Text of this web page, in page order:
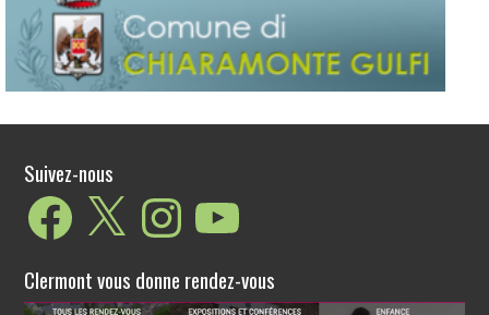
Suivez-nous
Facebook Instagram
Clermont vous donne rendez-vous